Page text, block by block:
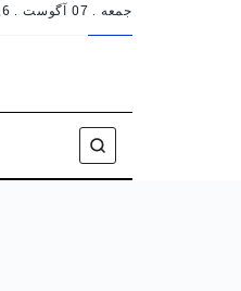
جمعه . 07 آگوست . 2026